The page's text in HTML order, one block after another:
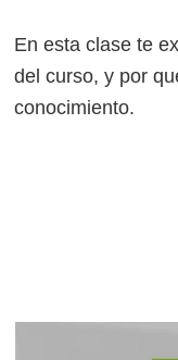
En esta clase te
del curso, y por
conocimiento.